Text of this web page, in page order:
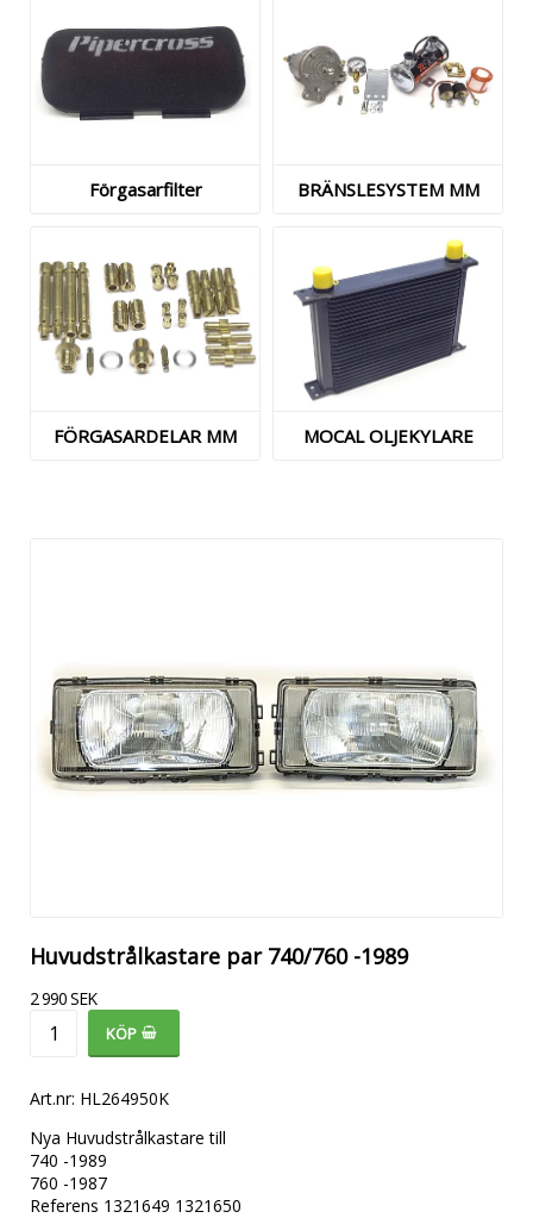
Förgasarfilter BRÄNSLESYSTEM MM
FÖRGASARDELAR MM MOCAL OLJEKYLARE
Huvudstrålkastare par 740/760 -1989
2 990 SEK
KÖP
Art.nr: HL264950K
Nya Huvudstrålkastare till
740 -1989
760 -1987
Referens 1321649 1321650